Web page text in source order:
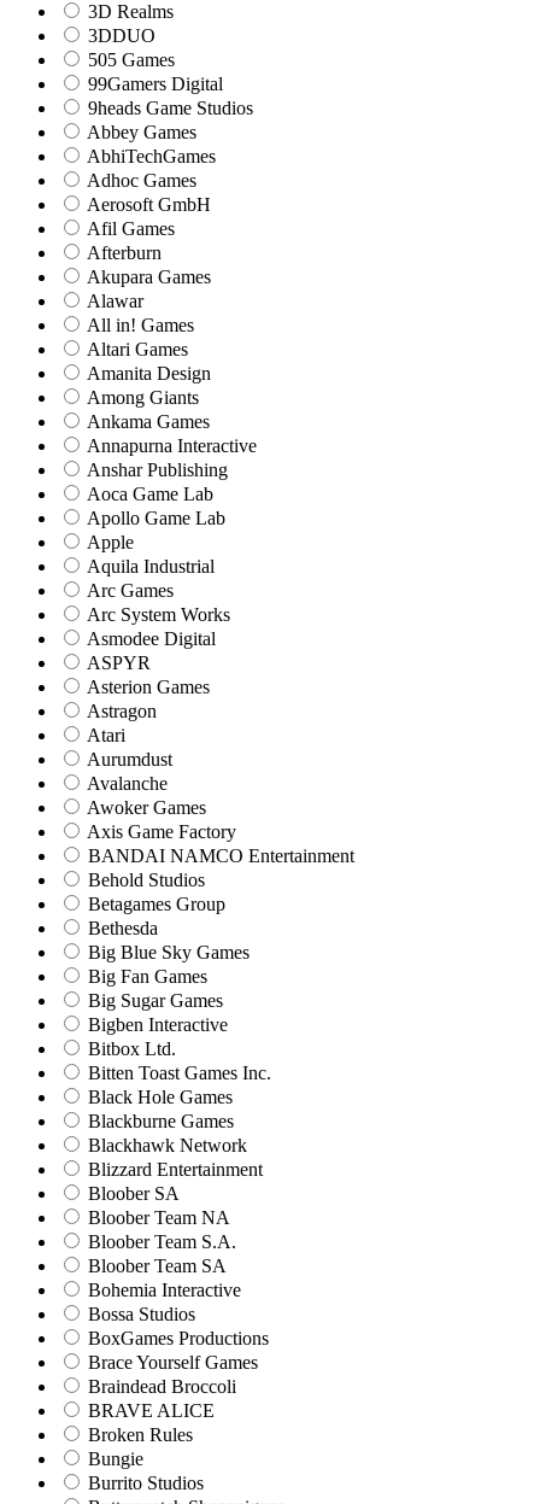
3D Realms
3DDUO
505 Games
99Gamers Digital
9heads Game Studios
Abbey Games
AbhiTechGames
Adhoc Games
Aerosoft GmbH
Afil Games
Afterburn
Akupara Games
Alawar
All in! Games
Altari Games
Amanita Design
Among Giants
Ankama Games
Annapurna Interactive
Anshar Publishing
Aoca Game Lab
Apollo Game Lab
Apple
Aquila Industrial
Arc Games
Arc System Works
Asmodee Digital
ASPYR
Asterion Games
Astragon
Atari
Aurumdust
Avalanche
Awoker Games
Axis Game Factory
BANDAI NAMCO Entertainment
Behold Studios
Betagames Group
Bethesda
Big Blue Sky Games
Big Fan Games
Big Sugar Games
Bigben Interactive
Bitbox Ltd.
Bitten Toast Games Inc.
Black Hole Games
Blackburne Games
Blackhawk Network
Blizzard Entertainment
Bloober SA
Bloober Team NA
Bloober Team S.A.
Bloober Team SA
Bohemia Interactive
Bossa Studios
BoxGames Productions
Brace Yourself Games
Braindead Broccoli
BRAVE ALICE
Broken Rules
Bungie
Burrito Studios